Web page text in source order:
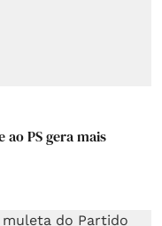
PS gera mais